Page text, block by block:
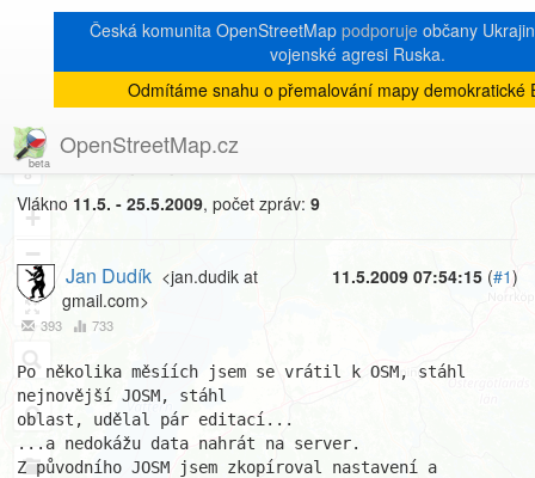
Česká komunita OpenStreetMap podporujeobčany
vojenské agresi Ruska.
Odmítáme snahu o přemalování mapy demokratické
OpenStreetMap.cz
8
+
−
« zpět na výpis měsíce|
[Talk-cz]
Nahrání na server
Vlákno 11.5. - 25.5.2009, počet zpráv: 9
11.5.2009 07:54:15 (#1)
Jan Dudík <jan.dudik at
gmail.com>
393 733
Po několika měsíích jsem se vrátil k OSM, stáhl
nejnovější JOSM, stáhl
oblast, udělal pár editací...
...a nedokážu data nahrát na server.
Z původního JOSM jsem zkopíroval nastavení a